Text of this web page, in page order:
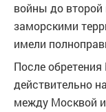
войны до второй
заморскими
имели
После
действительно
между Москвой